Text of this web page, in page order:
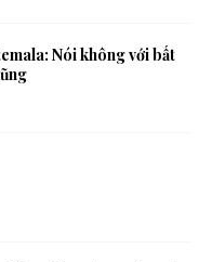
Nói không với bất